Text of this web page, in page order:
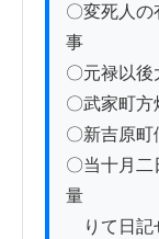
〇変死人の
事
〇元禄以
〇武家町方
〇新吉原
〇当十月二
量
りて日記